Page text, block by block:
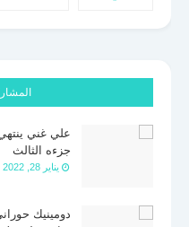
علي غني
جزءه الثالث
يناير 28, 2022
دومينيك